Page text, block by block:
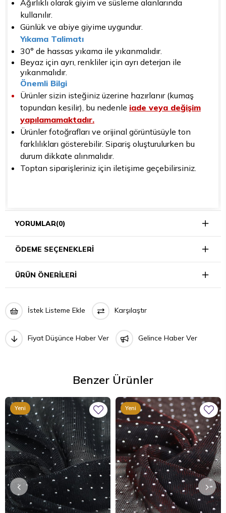
Ağırlıklı olarak giyim ve süsleme alanlarında
kullanılır.
Günlük ve abiye giyime uygundur.
Yıkama Talimatı
30° de hassas yıkama ile yıkanmalıdır.
Beyaz için ayrı, renkliler için ayrı deterjan ile
yıkanmalıdır.
Önemli Bilgi
Ürünler sizin isteğiniz üzerine hazırlanır (kumaş
topundan kesilir), bu nedenle iade veya değişim
yapılamamaktadır.
Ürünler fotoğrafları ve orijinal görüntüsüyle ton
farklılıkları gösterebilir. Sipariş oluşturulurken bu
durum dikkate alınmalıdır.
Toptan siparişleriniz için iletişime geçebilirsiniz.
YORUMLAR(0)
ÖDEME SEÇENEKLERI
ÜRÜN ÖNERILERI
İstek Listeme Ekle Karşılaştır
Fiyat Düşünce Haber Ver Gelince Haber Ver
Benzer Ürünler
Yeni
Ürün
Yeni
Ürün